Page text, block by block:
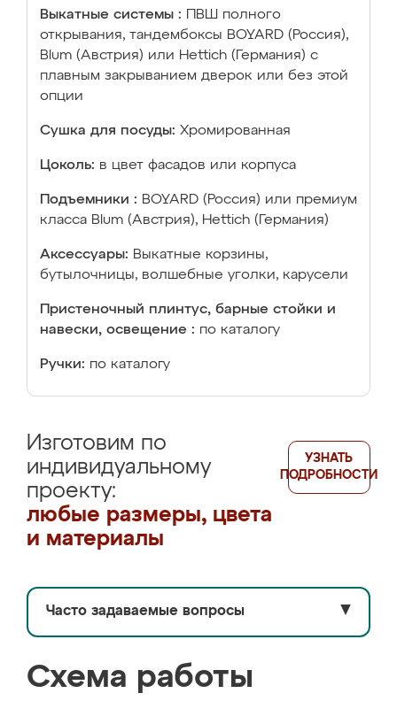
Выкатные системы :
ПВШ полного
открывания, тандембоксы BOYARD (Россия),
Blum (Австрия) или Hettich (Германия) с
плавным закрыванием дверок или без этой
опции
Сушка для посуды: Хромированная
Цоколь: в цвет фасадов или корпуса
Подъемники : BOYARD (Россия) или премиум
класса Blum (Австрия), Hettich (Германия)
Аксессуары: Выкатные корзины,
бутылочницы, волшебные уголки, карусели
Пристеночный плинтус, барные стойки и
навески, освещение : по каталогу
Ручки: по каталогу
Изготовим по
индивидуальному
проекту:
любые размеры, цвета
и материалы
УЗНАТЬ
ПОДРОБНОСТИ
Часто задаваемые вопросы ▼
Схема работы